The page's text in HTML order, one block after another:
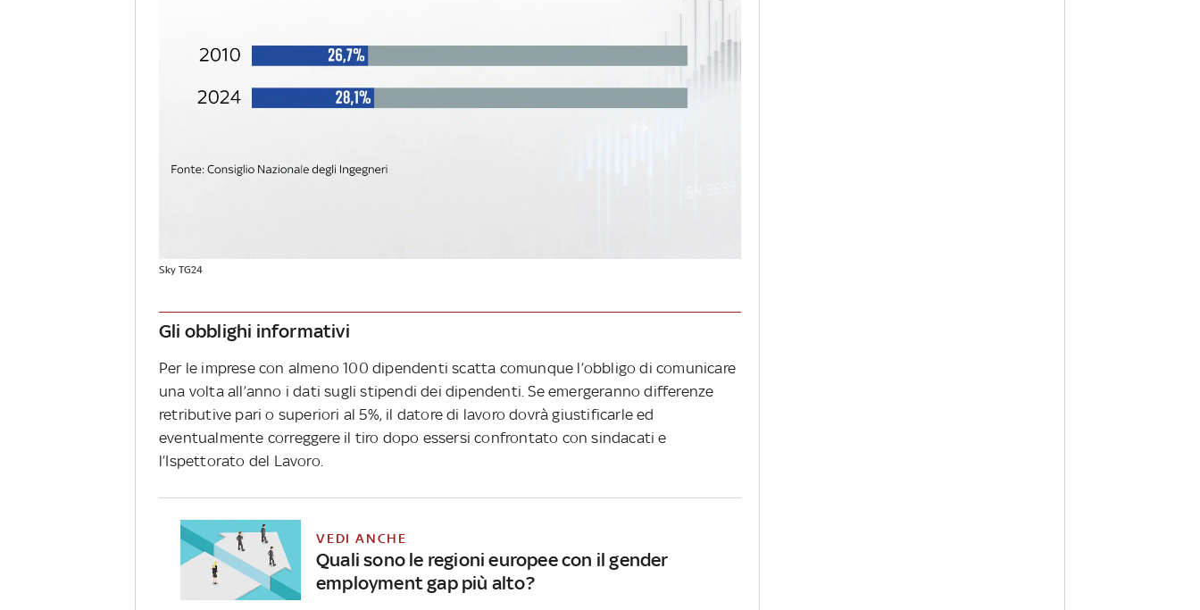
Sky TG24
Gli obblighi informativi
Per le imprese con almeno 100 dipendenti scatta comunque l’obbligo di comunicare
una volta all’anno i dati sugli stipendi dei dipendenti. Se emergeranno differenze
retributive pari o superiori al 5%, il datore di lavoro dovrà giustificarle ed
eventualmente correggere il tiro dopo essersi confrontato con sindacati e
l’Ispettorato del Lavoro.
VEDI ANCHE
Quali sono le regioni europee con il gender
employment gap più alto?